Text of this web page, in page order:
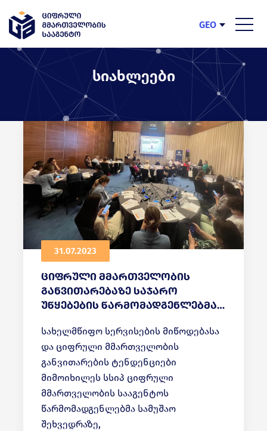
GEO
ENG
სიახლეები
31.07.2023
ციფრული მმართველობის
განვითარებაზე საჯარო
უწყებების წარმომადგენლებმა
სახელმწიფო სერვისების მიწოდებასა
და ციფრული მმართველობის
განვითარების ტენდენციები
მიმოიხილეს სსიპ ციფრული
მმართველობის სააგენტოს
წარმომადგენლებმა სამუშაო
შეხვედრაზე,